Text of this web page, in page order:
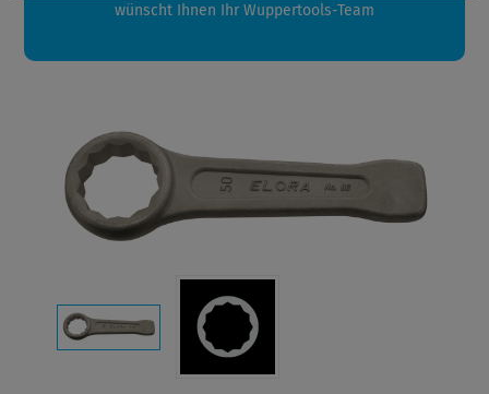
wünscht Ihnen Ihr Wuppertools-Team